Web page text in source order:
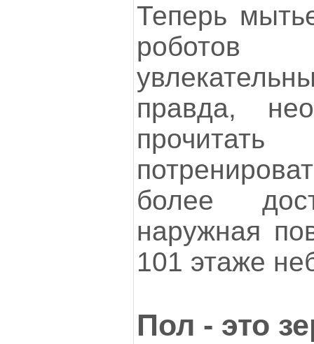
Теперь
роботов
правда,
более
наружная
101 этаже
Пол - это